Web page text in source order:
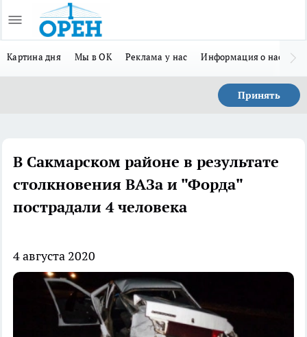
Картина дня Мы в ОК Реклама у нас Информация о нас
Принять
В Сакмарском районе в результате
столкновения ВАЗа и "Форда"
пострадали 4 человека
4 августа 2020